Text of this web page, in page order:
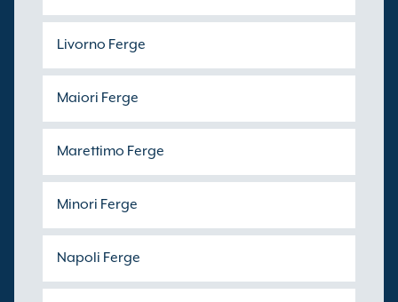
Livorno Ferge
Maiori Ferge
Marettimo Ferge
Minori Ferge
Napoli Ferge